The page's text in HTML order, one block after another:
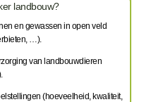
landbouw?
en gewassen in open veld
…).
van landbouwdieren
(hoeveelheid, kwaliteit,